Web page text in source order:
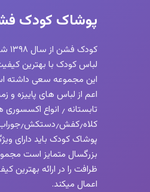
پوشاک کودک
لباس کودک با بهترین
این مجموعه سعی داشته
تابستانه ٫ انواع
پوشاک کودک باید دارای
بزرگسال متمایز است
ظرافت را در ارائه بهترین
اعمال میکند.